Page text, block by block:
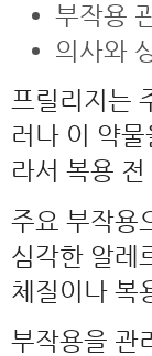
부작용
의사와
프릴리지는
러나 이 약
라서 복용
주요 부작용
심각한 알레
체질이나 복
부작용을 관